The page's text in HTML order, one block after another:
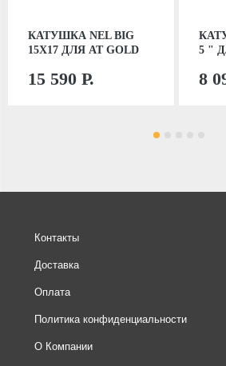
КАТУШКА NEL BIG
15X17 ДЛЯ AT GOLD
15 590 Р.
5 "
8
Контакты
Доставка
Оплата
Политика конфиденциальности
О Компании